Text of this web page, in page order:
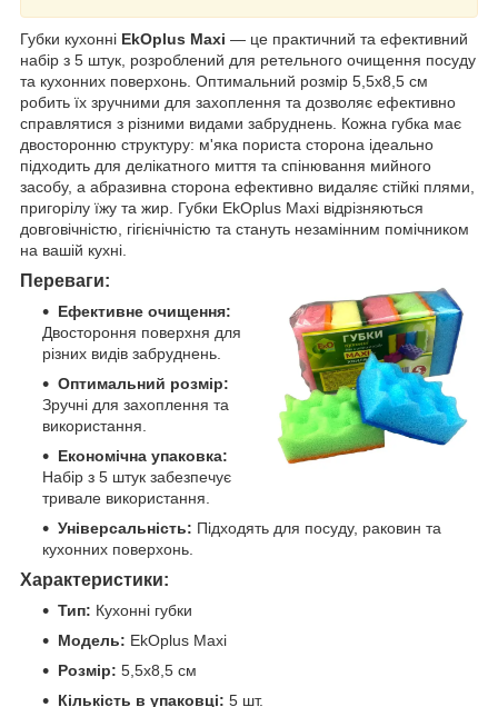
Губки кухонні EkOplus Maxi — це практичний та ефективний
набір з 5 штук, розроблений для ретельного очищення посуду
та кухонних поверхонь. Оптимальний розмір 5,5х8,5 см
робить їх зручними для захоплення та дозволяє ефективно
справлятися з різними видами забруднень. Кожна губка має
двосторонню структуру: м'яка пориста сторона ідеально
підходить для делікатного миття та спінювання мийного
засобу, а абразивна сторона ефективно видаляє стійкі плями,
пригорілу їжу та жир. Губки EkOplus Maxi відрізняються
довговічністю, гігієнічністю та стануть незамінним помічником
на вашій кухні.
Переваги:
Ефективне очищення:
Двостороння поверхня для
різних видів забруднень.
Оптимальний розмір:
Зручні для захоплення та
використання.
Економічна упаковка:
Набір з 5 штук забезпечує
тривале використання.
Універсальність: Підходять для посуду, раковин та
кухонних поверхонь.
Характеристики:
Тип: Кухонні губки
Модель: EkOplus Maxi
Розмір: 5,5х8,5 см
Кількість в упаковці: 5 шт.